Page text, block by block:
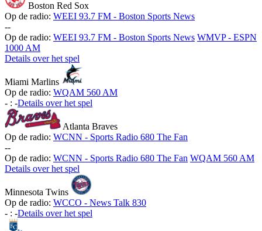
Boston Red Sox
Op de radio: WEEI 93.7 FM - Boston Sports News
--
Op de radio: WEEI 93.7 FM - Boston Sports News WMVP - ESPN
1000 AM
Details over het spel
Miami Marlins
Op de radio: WQAM 560 AM
- : -Details over het spel
Atlanta Braves
Op de radio: WCNN - Sports Radio 680 The Fan
--
Op de radio: WCNN - Sports Radio 680 The Fan WQAM 560 AM
Details over het spel
Minnesota Twins
Op de radio: WCCO - News Talk 830
- : -Details over het spel